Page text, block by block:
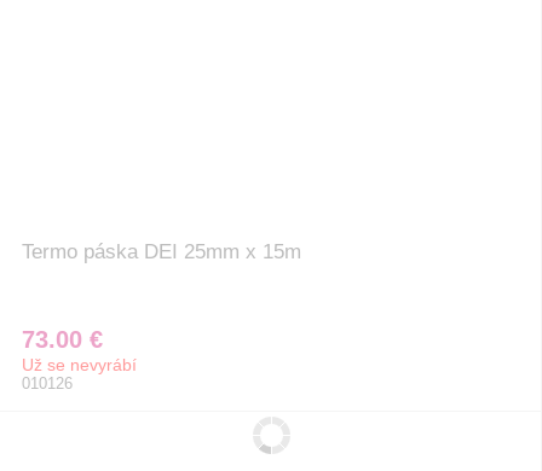
Termo páska DEI 25mm x 15m
73.00 €
Už se nevyrábí
010126